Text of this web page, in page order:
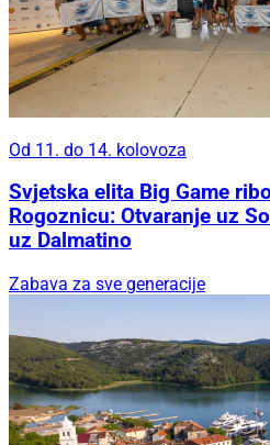
Od 11. do 14. kolovoza
Svjetska elita Big Game
Rogoznicu: Otvaranje uz
uz Dalmatino
Zabava za sve generacije